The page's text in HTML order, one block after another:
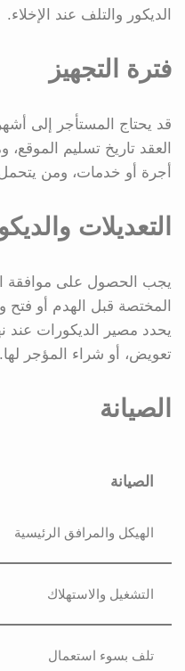
الديكور والتلف عند الإخلاء.
فترة التجهيز
قد يحتاج المستأجر إلى
العقد تاريخ تسليم الموقع،
أجرة أو خدمات، ومن يتحمل
التعديلات
يجب الحصول على موافقة
المختصة قبل الهدم أو
يحدد مصير الديكورات عند
تعويض، أو شراء المؤجر لها.
الصيانة
الصيانة
الهيكل والمرافق الرئيسية
التشغيل والاستهلاك
تلف بسوء استعمال